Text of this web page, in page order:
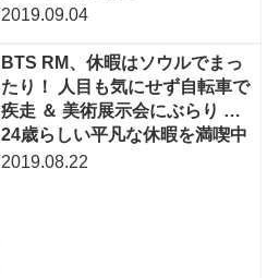
2019.09.04
BTS RM、休暇はソウルでまっ
たり！ 人目も気にせず自転車で
疾走 ＆ 美術展示会にぶらり …
24歳らしい平凡な休暇を満喫中
2019.08.22